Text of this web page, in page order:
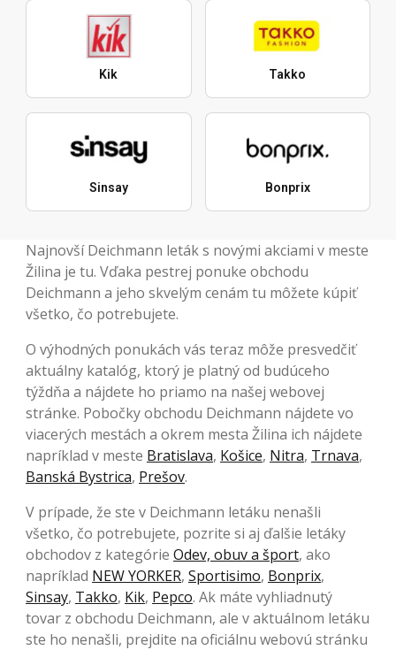
Kik Takko
Sinsay Bonprix
Najnovší Deichmann leták s novými akciami v meste
Žilina je tu. Vďaka pestrej ponuke obchodu
Deichmann a jeho skvelým cenám tu môžete kúpiť
všetko, čo potrebujete.
O výhodných ponukách vás teraz môže presvedčiť
aktuálny katalóg, ktorý je platný od budúceho
týždňa a nájdete ho priamo na našej webovej
stránke. Pobočky obchodu Deichmann nájdete vo
viacerých mestách a okrem mesta Žilina ich nájdete
napríklad v meste Bratislava, Košice, Nitra, Trnava,
Banská Bystrica, Prešov.
V prípade, že ste v Deichmann letáku nenašli
všetko, čo potrebujete, pozrite si aj ďalšie letáky
obchodov z kategórie Odev, obuv a šport, ako
napríklad NEW YORKER, Sportisimo, Bonprix,
Sinsay, Takko, Kik, Pepco. Ak máte vyhliadnutý
tovar z obchodu Deichmann, ale v aktuálnom letáku
ste ho nenašli, prejdite na oficiálnu webovú stránku